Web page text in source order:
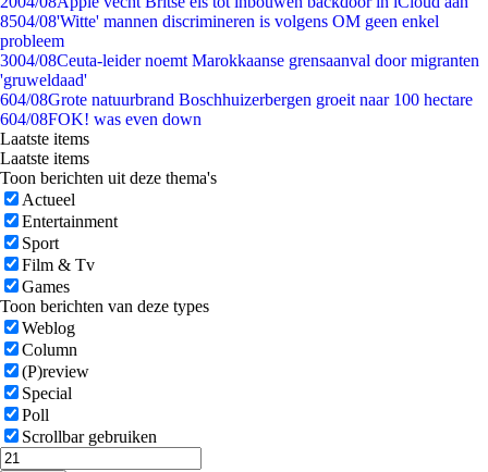
8504/08'Witte' mannen discrimineren is volgens OM geen enkel
probleem
3004/08Ceuta-leider noemt Marokkaanse grensaanval door migranten
'gruweldaad'
604/08Grote natuurbrand Boschhuizerbergen groeit naar 100 hectare
604/08FOK! was even down
Laatste items
Laatste items
Toon berichten uit deze thema's
Actueel
Entertainment
Sport
Film & Tv
Games
Toon berichten van deze types
Weblog
Column
(P)review
Special
Poll
Scrollbar gebruiken